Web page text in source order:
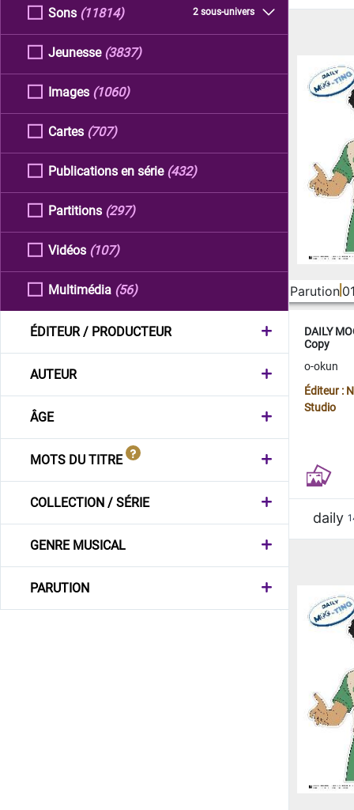
Sons 2 sous-univers
(11814)
Jeunesse (3837)
Images (1060)
Cartes (707)
Publications en série (432)
Partitions (297)
Vidéos (107)
Multimédia (56)
ÉDITEUR / PRODUCTEUR
AUTEUR
ÂGE
MOTS DU TITRE
COLLECTION / SÉRIE
GENRE MUSICAL
PARUTION
Parution
DAILY
Copy
o-okun
Éditeur :
Studio
daily